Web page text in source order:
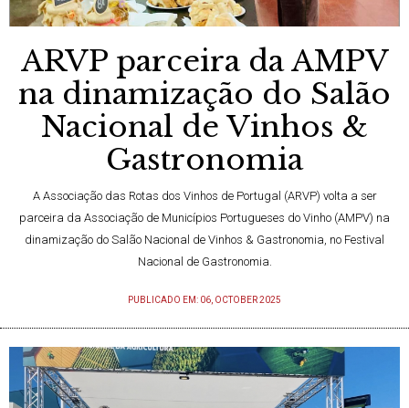
ARVP parceira da AMPV
na dinamização do Salão
Nacional de Vinhos &
Gastronomia
A Associação das Rotas dos Vinhos de Portugal (ARVP) volta a ser
parceira da Associação de Municípios Portugueses do Vinho (AMPV) na
dinamização do Salão Nacional de Vinhos & Gastronomia, no Festival
Nacional de Gastronomia.
PUBLICADO EM: 06, OCTOBER 2025